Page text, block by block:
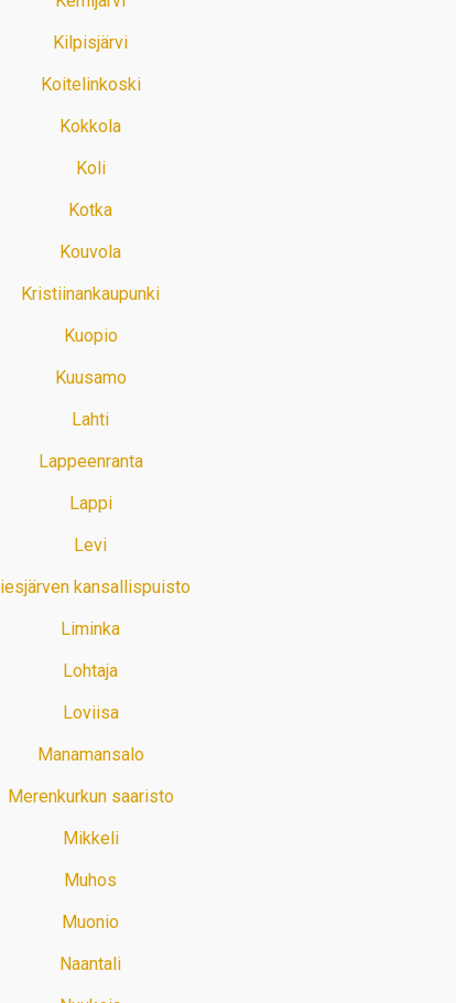
Kilpisjärvi
Koitelinkoski
Kokkola
Koli
Kotka
Kouvola
Kristiinankaupunki
Kuopio
Kuusamo
Lahti
Lappeenranta
Lappi
Levi
kansallispuisto
Liminka
Lohtaja
Loviisa
Manamansalo
Merenkurkun saaristo
Mikkeli
Muhos
Muonio
Naantali